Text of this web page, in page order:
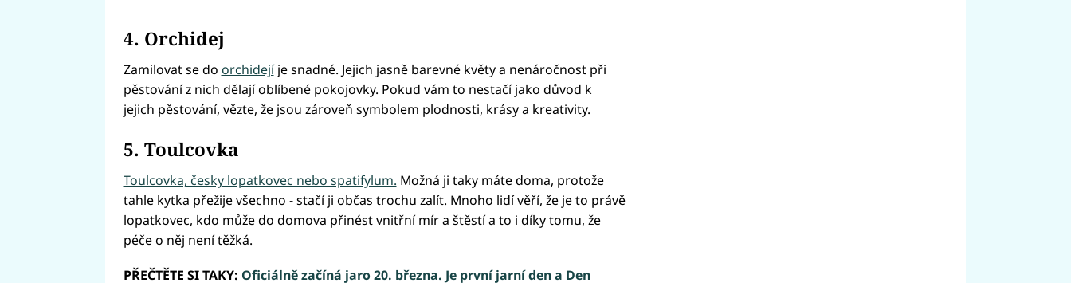
4. Orchidej
Zamilovat se do orchidejíje snadné. Jejich jasně barevné květy a nenáročnost při
pěstování z nich dělají oblíbené pokojovky. Pokud vám to nestačí jako důvod k
jejich pěstování, vězte, že jsou zároveň symbolem plodnosti, krásy a kreativity.
5. Toulcovka
Toulcovka, česky lopatkovec nebo spatifylum. Možná ji taky máte doma, protože
tahle kytka přežije všechno - stačí ji občas trochu zalít. Mnoho lidí věří, že je to právě
lopatkovec, kdo může do domova přinést vnitřní mír a štěstí a to i díky tomu, že
péče o něj není těžká.
PŘEČTĚTE SI TAKY: Oficiálně začíná jaro 20. března. Je první jarní den a Den